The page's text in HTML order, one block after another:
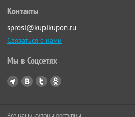
Контакты
sprosi@kupikupon.ru
Связаться с нами
Мы в Соцсетях